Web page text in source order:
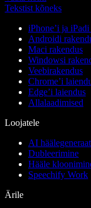
Tekstist kõneks
iPhone’i ja
Androidi
Maci rakendus
Windowsi
Veebirakendus
Chrome’i
Edge’i laiendus
Allalaadimised
Loojatele
AI
Dubleerimine
Hääle
Speechify Work
Ärile